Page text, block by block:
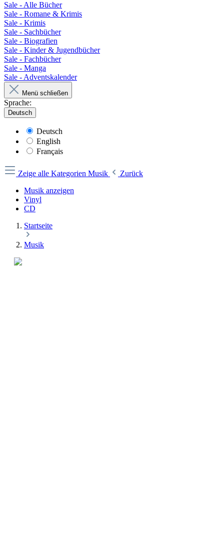
Sale - Alle Bücher
Sale - Romane & Krimis
Sale - Krimis
Sale - Sachbücher
Sale - Biografien
Sale - Kinder & Jugendbücher
Sale - Fachbücher
Sale - Manga
Sale - Adventskalender
Menü schließen
Sprache:
Deutsch
Deutsch
English
Français
Zeige alle Kategorien Musik
Zurück
Musik anzeigen
Vinyl
CD
Startseite
Musik